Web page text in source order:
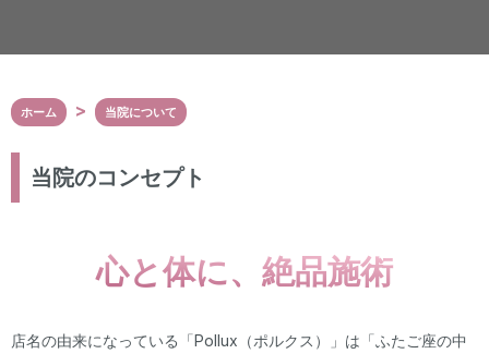
〒107-0061
表参道駅（A3番出口）から徒歩2分
外苑前駅（銀座線3番出口）から徒歩6分
ホーム 当院について
当院のコンセプト
心と体に、絶品施術
店名の由来になっている「Pollux（ポルクス）」は「ふたご座の中